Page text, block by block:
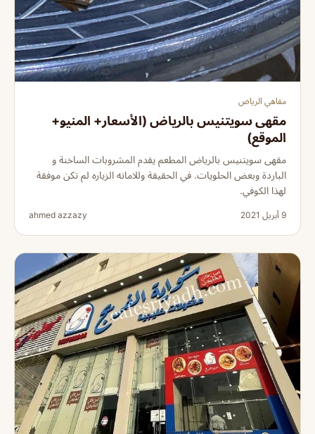
مقاهي الرياض
مقهى سويتنيس بالرياض (الأسعار+ المنيو+
الموقع)
مقهى سويتنيس بالرياض المطعم يقدم المشروبات الساخنة و
الباردة وبعض الحلويات. في الحقيقة وللامانه الزياره لم تكن موفقة
لهذا الكوفي.
9 أبريل 2021 ahmed azzazy